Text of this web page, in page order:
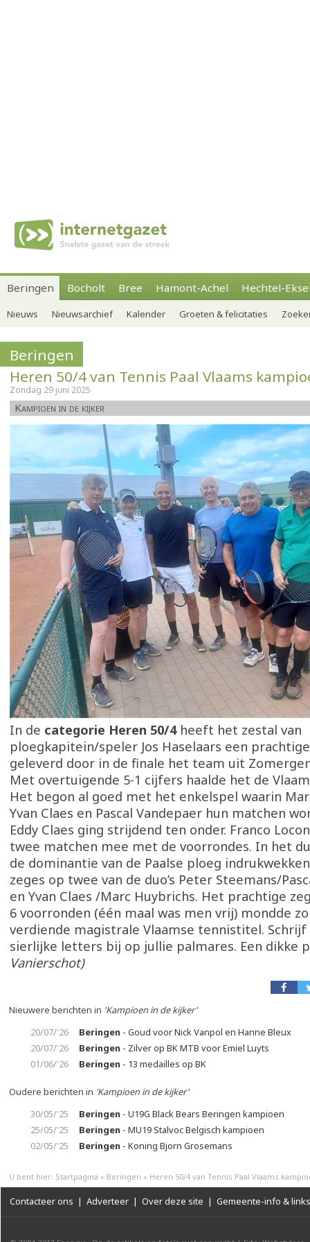
Beringen Bocholt Bree Hamont-Achel Hechtel-
Nieuws Nieuwsarchief Kalender Groeten & felicitaties
Beringen
Heren 50/4 van Tennis Paal Vlaams
Zondag 29 juni 2025
Kampioen in de kijker
In de categorie Heren 50/4 heeft het zestal van
ploegkapitein/speler Jos Haselaars een
geleverd door in de finale het team uit
Met overtuigende 5-1 cijfers haalde het de
Het begon al goed met het enkelspel waarin
Yvan Claes en Pascal Vandepaer hun matchen
Eddy Claes ging strijdend ten onder. Franco
twee matchen mee met de voorrondes. In het
de dominantie van de Paalse ploeg
zeges op twee van de duo’s Peter Steemans/
en Yvan Claes /Marc Huybrichs. Het prachtige
6 voorronden (één maal was men vrij) mondde
verdiende magistrale Vlaamse tennistitel.
sierlijke letters bij op jullie palmares. Een dikke
Vanierschot)
Nieuwere berichten in 'Kampioen in de kijker'
20/07/'26
Beringen - Goud voor Nick Vanpol en Hanne Bleux
20/07/'26
Beringen - Zilver op BK MTB voor Emiel Luyts
01/06/'26
Beringen - 13 medailles op BK
Oudere berichten in 'Kampioen in de kijker'
30/05/'25
Beringen - U19G Black Bears Beringen kampioen
25/05/'25
Beringen - MU19 Stalvoc Belgisch kampioen
02/05/'25
Beringen - Koning Bjorn Grosemans
U bent hier: Startpagina » Beringen » Heren 50/4 van Tennis Paal Vlaams
Contacteer ons | Adverteer | Over deze site | Gemeente-info & links